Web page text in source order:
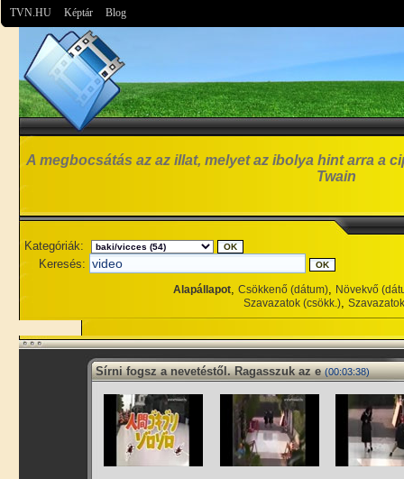
TVN.HU Képtár Blog
A megbocsátás az az illat, melyet az ibolya hint arra a
Twain
Kategóriák:
Keresés:
Alapállapot, Csökkenő (dátum), Növekvő
Szavazatok (csökk.),
Sírni fogsz a nevetéstől. Ragasszuk az e (00:03:38)